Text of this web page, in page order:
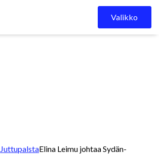
Skip to content
Valikko
JuttupalstaElina Leimu johtaa Sydän-